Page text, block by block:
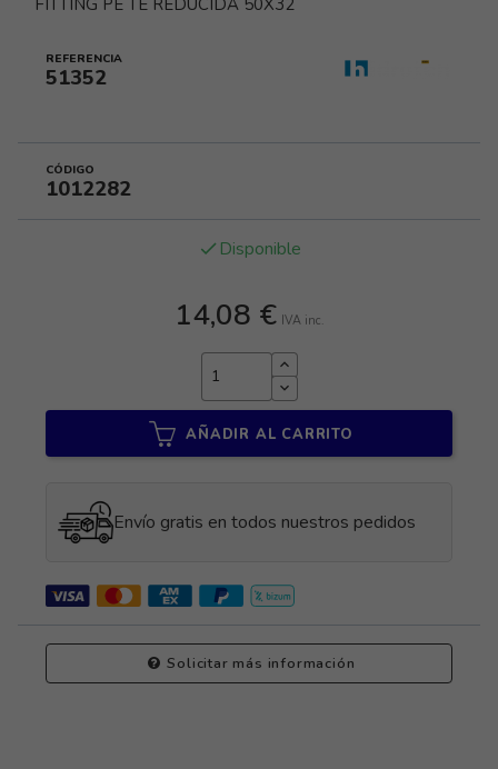
REFERENCIA
51352
CÓDIGO
1012282
done Disponible
14,08 € IVA inc.
AÑADIR AL CARRITO
Envío gratis en todos nuestros pedidos
Solicitar más información